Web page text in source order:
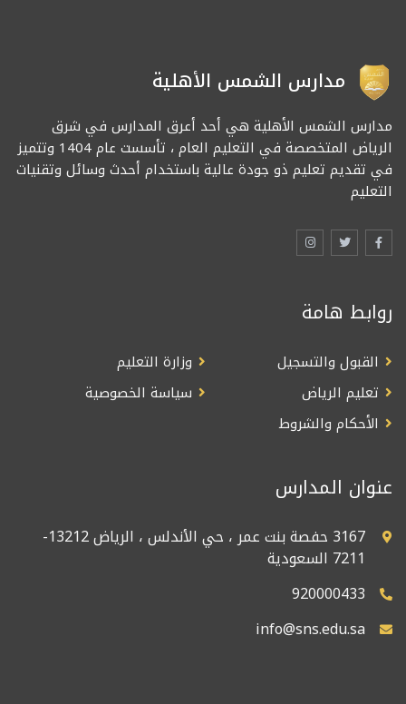
مدارس الشمس الأهلية
مدارس الشمس الأهلية هي أحد أعرق المدارس في شرق
الرياض المتخصصة في التعليم العام ، تأسست عام 1404 وتتميز
في تقديم تعليم ذو جودة عالية باستخدام أحدث وسائل وتقنيات
التعليم
روابط هامة
القبول والتسجيل
وزارة التعليم
تعليم الرياض
سياسة الخصوصية
الأحكام والشروط
عنوان المدارس
3167 حفصة بنت عمر ، حي الأندلس ، الرياض 13212-
7211 السعودية
920000433
info@sns.edu.sa